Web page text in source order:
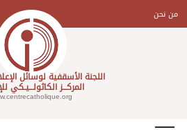
contentمن نحن
اللجنة الأسقفية لوسائل
المركـــز الكاثولـــيـكي